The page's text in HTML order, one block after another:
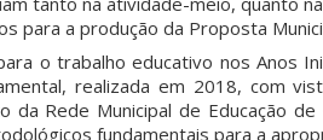
para a produção da Proposta
o trabalho educativo nos Anos
realizada em 2018, com
Rede Municipal de Educação de
fundamentais para a